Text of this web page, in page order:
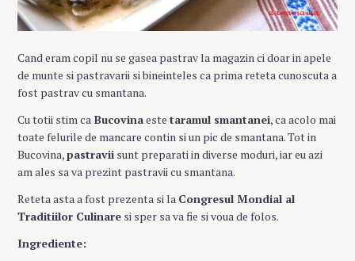
Cand eram copil nu se gasea pastrav la magazin ci doar in apele
de munte si pastravarii si bineinteles ca prima reteta cunoscuta a
fost pastrav cu smantana.
Cu totii stim ca Bucovinaeste taramul smantanei, ca acolo mai
toate felurile de mancare contin si un pic de smantana. Tot in
Bucovina,pastravii sunt preparati in diverse moduri, iar eu azi
am ales sa va prezint pastravii cu smantana.
Reteta asta a fost prezenta si la Congresul Mondial al
Traditiilor Culinare si sper sa va fie si voua de folos.
Ingrediente: